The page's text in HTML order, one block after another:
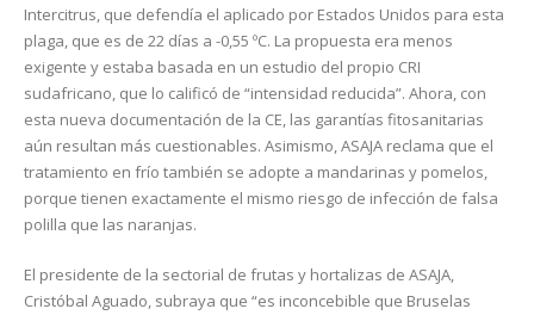
Intercitrus, que defendía el aplicado por Estados Unidos para esta
plaga, que es de 22 días a -0,55 ºC. La propuesta era menos
exigente y estaba basada en un estudio del propio CRI
sudafricano, que lo calificó de “intensidad reducida”. Ahora, con
esta nueva documentación de la CE, las garantías fitosanitarias
aún resultan más cuestionables. Asimismo, ASAJA reclama que el
tratamiento en frío también se adopte a mandarinas y pomelos,
porque tienen exactamente el mismo riesgo de infección de falsa
polilla que las naranjas.
El presidente de la sectorial de frutas y hortalizas de ASAJA,
Cristóbal Aguado, subraya que “es inconcebible que Bruselas